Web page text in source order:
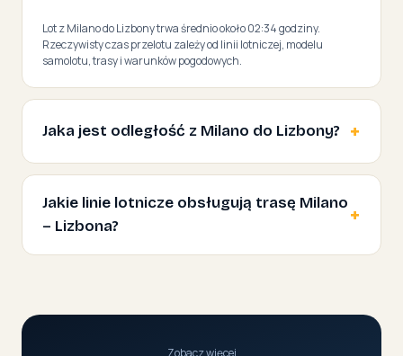
Lot z Milano do Lizbony trwa średnio około 02:34 godziny.
Rzeczywisty czas przelotu zależy od linii lotniczej, modelu
samolotu, trasy i warunków pogodowych.
Jaka jest odległość z Milano do Lizbony?
Jakie linie lotnicze obsługują trasę Milano
– Lizbona?
Zobacz więcej